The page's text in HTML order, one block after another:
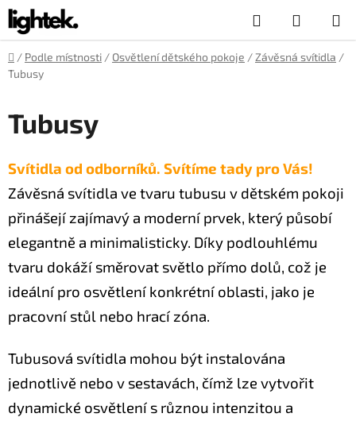
Přejít
na
obsah
Hledat
KOŠÍK
Domů
/ Podle místnosti / Osvětlení dětského pokoje / Závěsná svítidla /
Tubusy
Tubusy
Svítidla od odborníků. Svítíme tady pro Vás!
Závěsná svítidla ve tvaru tubusu v dětském pokoji
přinášejí zajímavý a moderní prvek, který působí
elegantně a minimalisticky. Díky podlouhlému
tvaru dokáží směrovat světlo přímo dolů, což je
ideální pro osvětlení konkrétní oblasti, jako je
pracovní stůl nebo hrací zóna.
Tubusová svítidla mohou být instalována
jednotlivě nebo v sestavách, čímž lze vytvořit
dynamické osvětlení s různou intenzitou a